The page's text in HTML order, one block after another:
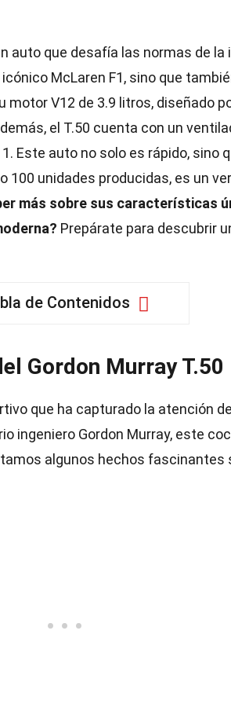
auto que desafía las normas de la
McLaren F1, sino que
motor V12 de 3.9 litros, diseñado
el T.50 cuenta con un
Este auto no solo es rápido, sino
100 unidades producidas, es un
más sobre sus características
Prepárate para descubrir
de Contenidos
Gordon Murray T.50
que ha capturado la atención
ingeniero Gordon Murray, este
algunos hechos fascinantes